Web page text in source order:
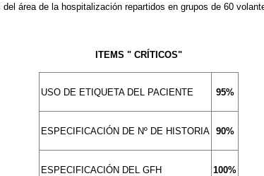
área de la hospitalización repartidos en grupos de 60
ITEMS " CRÍTICOS"
USO DE ETIQUETA DEL PACIENTE 95%
ESPECIFICACIÓN DE Nº DE HISTORIA 90%
ESPECIFICACIÓN DEL GFH 100%